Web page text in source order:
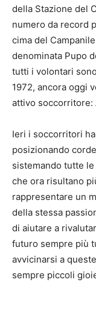
della Stazione del
numero da record
cima del
denominata Pupo
tutti i volontari
1972, ancora oggi
attivo soccorritore:
Ieri i soccorritori
posizionando
sistemando tutte
che ora risultano
rappresentare un
della stessa
di aiutare a
futuro sempre più
avvicinarsi a
sempre piccoli